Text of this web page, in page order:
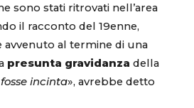
sono stati ritrovati nell’area
il racconto del 19enne,
avvenuto al termine di una
presunta gravidanza della
incinta», avrebbe detto